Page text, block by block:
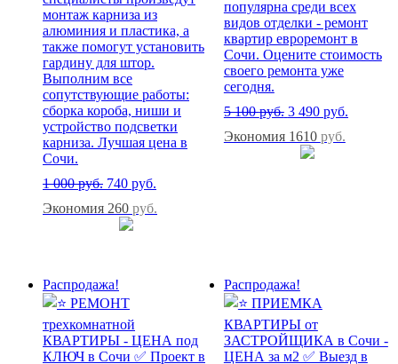
монтаж карниза из
алюминия и пластика, а
также помогут установить
гардину для штор.
Выполним все
сопутствующие работы:
сборка короба, ниши и
устройство подсветки
карниза. Лучшая цена в
Сочи.
1 000руб. 740 руб.
Экономия 260 руб.
популярна среди всех
видов отделки - ремонт
квартир евроремонт в
Сочи. Оцените стоимость
своего ремонта уже
сегодня.
5 100руб. 3 490 руб.
Экономия 1610 руб.
Распродажа! Распродажа!